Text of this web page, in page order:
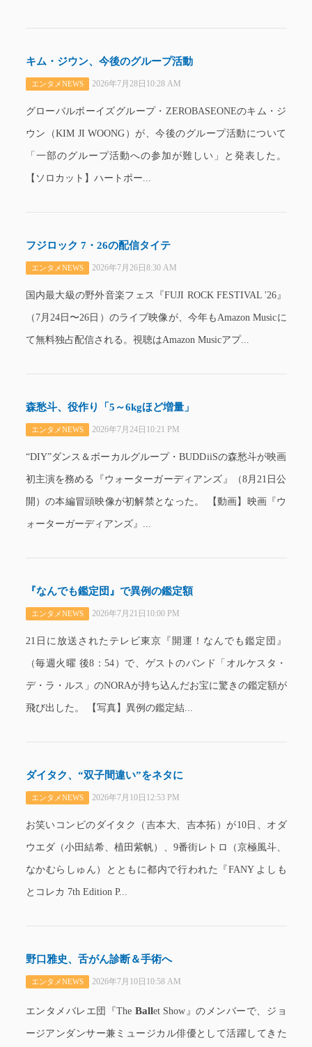
キム・ジウン、今後のグループ活動
エンタメNEWS 2026年7月28日10:28 AM
グローバルボーイズグループ・ZEROBASEONEのキム・ジ
ウン（KIM JI WOONG）が、今後のグループ活動について
「一部のグループ活動への参加が難しい」と発表した。
【ソロカット】ハートポー...
フジロック 7・26の配信タイテ
エンタメNEWS 2026年7月26日8:30 AM
国内最大級の野外音楽フェス『FUJI ROCK FESTIVAL '26』
（7月24日〜26日）のライブ映像が、今年もAmazon Musicに
て無料独占配信される。視聴はAmazon Musicアプ...
森愁斗、役作り「5～6kgほど増量」
エンタメNEWS 2026年7月24日10:21 PM
“DIY”ダンス＆ボーカルグループ・BUDDiiSの森愁斗が映画
初主演を務める『ウォーターガーディアンズ』（8月21日公
開）の本編冒頭映像が初解禁となった。 【動画】映画『ウ
ォーターガーディアンズ』...
『なんでも鑑定団』で異例の鑑定額
エンタメNEWS 2026年7月21日10:00 PM
21日に放送されたテレビ東京『開運！なんでも鑑定団』
（毎週火曜 後8：54）で、ゲストのバンド「オルケスタ・
デ・ラ・ルス」のNORAが持ち込んだお宝に驚きの鑑定額が
飛び出した。 【写真】異例の鑑定結...
ダイタク、“双子間違い”をネタに
エンタメNEWS 2026年7月10日12:53 PM
お笑いコンビのダイタク（吉本大、吉本拓）が10日、オダ
ウエダ（小田結希、植田紫帆）、9番街レトロ（京極風斗、
なかむらしゅん）とともに都内で行われた『FANY よしも
とコレカ 7th Edition P...
野口雅史、舌がん診断＆手術へ
エンタメNEWS 2026年7月10日10:58 AM
エンタメバレエ団『The Ballet Show』のメンバーで、ジョ
ージアンダンサー兼ミュージカル俳優として活躍してきた